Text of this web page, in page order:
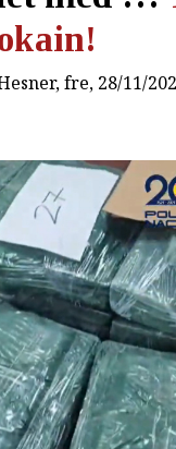
, fre, 28/11/